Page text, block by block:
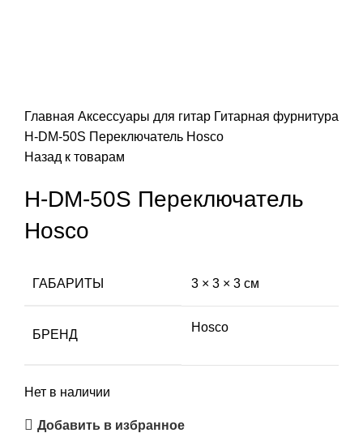
Главная Аксессуары для гитар Гитарная фурнитура
H-DM-50S Переключатель Hosco
Назад к товарам
H-DM-50S Переключатель
Hosco
ГАБАРИТЫ 3 × 3 × 3 см
БРЕНД
Hosco
Нет в наличии
Добавить в избранное